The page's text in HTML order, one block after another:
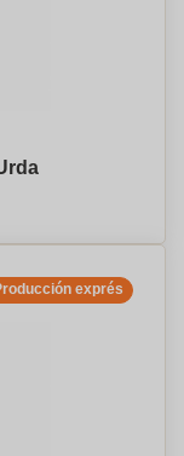
exprés